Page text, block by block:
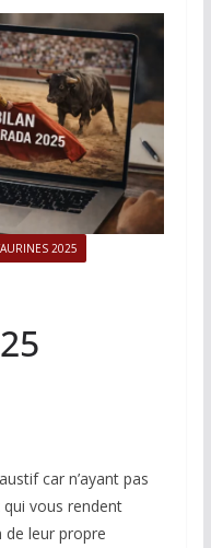
2025
car n’ayant pas
qui vous rendent
leur propre